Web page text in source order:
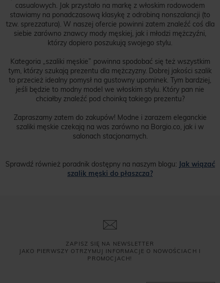
casualowych. Jak przystało na markę z włoskim rodowodem
stawiamy na ponadczasową klasykę z odrobiną nonszalancji (to
tzw. sprezzatura). W naszej ofercie powinni zatem znaleźć coś dla
siebie zarówno znawcy mody męskiej, jak i młodzi mężczyźni,
którzy dopiero poszukują swojego stylu.
Kategoria „szaliki męskie” powinna spodobać się też wszystkim
tym, którzy szukają prezentu dla mężczyzny. Dobrej jakości szalik
to przecież idealny pomysł na gustowny upominek. Tym bardziej,
jeśli będzie to modny model we włoskim stylu. Który pan nie
chciałby znaleźć pod choinką takiego prezentu?
Zapraszamy zatem do zakupów! Modne i zarazem eleganckie
szaliki męskie czekają na was zarówno na Borgio.co, jak i w
salonach stacjonarnych.
Sprawdź również poradnik dostępny na naszym blogu: Jak wiązać
szalik męski do płaszcza?
ZAPISZ SIĘ NA NEWSLETTER
JAKO PIERWSZY OTRZYMUJ INFORMACJE O NOWOŚCIACH I
PROMOCJACH!